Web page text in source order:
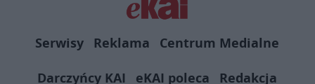
Serwisy Reklama
Centrum Medialne
Darczyńcy KAI
eKAI poleca
Redakcja